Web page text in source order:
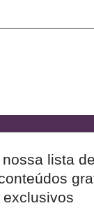
lista
exclusivos